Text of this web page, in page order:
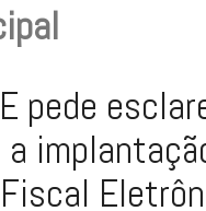
pede
a